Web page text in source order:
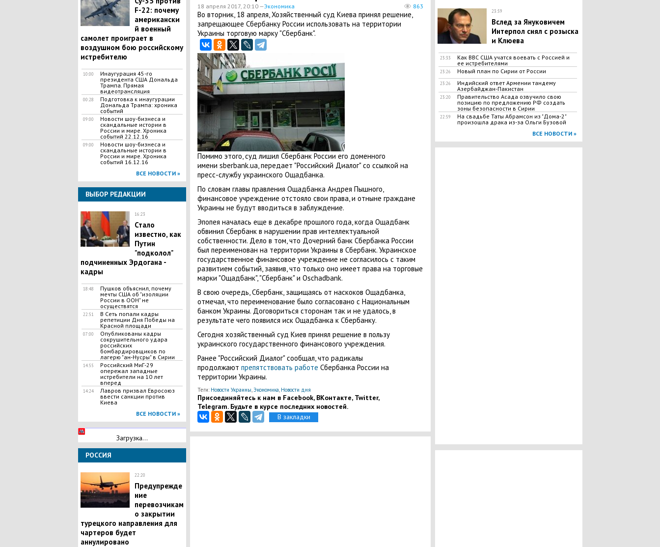
F-22: почему
американски
й военный
самолет проиграет в
воздушном бою российскому
истребителю
10:00
Инаугурация 45-го
президента США Дональда
Трампа. Прямая
видеотрансляция
00:28
Подготовка к инаугурации
Дональда Трампа: хроника
событий
09:00
Новости шоу-бизнеса и
скандальные истории в
России и мире. Хроника
событий 22.12.16
09:00
Новости шоу-бизнеса и
скандальные истории в
России и мире. Хроника
событий 16.12.16
ВСЕ НОВОСТИ »
ВЫБОР РЕДАКЦИИ
16:23
Стало
известно, как
Путин
"подколол"
подчиненных Эрдогана -
кадры
18:48
Пушков объяснил, почему
мечты США об "изоляции
России в ООН" не
осуществятся
22:51
В Сеть попали кадры
репетиции Дня Победы на
Красной площади
07:00
Опубликованы кадры
сокрушительного удара
российских
бомбардировщиков по
лагерю "ан-Нусры" в Сирии
14:55
Российский МиГ-29
опережал западные
истребители на 10 лет
вперед
14:24
Лавров призвал Евросоюз
ввести санкции против
Киева
ВСЕ НОВОСТИ »
Загрузка...
РОССИЯ
22:20
Предупрежде
ние
перевозчикам
о закрытии
турецкого направления для
чартеров будет
аннулировано
18 апреля 2017, 20:10 —Экономика 863
Во вторник, 18 апреля, Хозяйственный суд Киева принял решение,
запрещающее Сбербанку России использовать на территории
Украины торговую марку "Сбербанк".
Помимо этого, суд лишил Сбербанк России его доменного
имени sberbank.ua, передает "Российский Диалог" со ссылкой на
пресс-службу украинского Ощадбанка.
По словам главы правления Ощадбанка Андрея Пышного,
финансовое учреждение отстояло свои права, и отныне граждане
Украины не будут вводиться в заблуждение.
Эпопея началась еще в декабре прошлого года, когда Ощадбанк
обвинил Сбербанк в нарушении прав интеллектуальной
собственности. Дело в том, что Дочерний банк Сбербанка России
был переименован на территории Украины в Сбербанк. Украинское
государственное финансовое учреждение не согласилось с таким
развитием событий, заявив, что только оно имеет права на торговые
марки "Ощадбанк", "Сбербанк" и Oschadbank.
В свою очередь, Сбербанк, защищаясь от наскоков Ощадбанка,
отмечал, что переименование было согласовано с Национальным
банком Украины. Договориться сторонам так и не удалось, в
результате чего появился иск Ощадбанка к Сбербанку.
Сегодня хозяйственный суд Киев принял решение в пользу
украинского государственного финансового учреждения.
Ранее "Российский Диалог" сообщал, что радикалы
продолжают препятствовать работе Сбербанка России на
территории Украины.
Теги: Новости Украины,Экономика, Новости дня
Присоединяйтесь к нам в Facebook, ВКонтакте, Twitter,
Telegram. Будьте в курсе последних новостей.
В закладки
23:59
Вслед за Януковичем
Интерпол снял с розыска
и Клюева
23:33
Как ВВС США учатся воевать с Россией и
ее истребителями
23:26 Новый план по Сирии от России
23:26
Индийский ответ Армении тандему
Азербайджан-Пакистан
23:20
Правительство Асада озвучило свою
позицию по предложению РФ создать
зоны безопасности в Сирии
22:59
На свадьбе Таты Абрамсон из "Дома-2"
произошла драка из-за Ольги Бузовой
ВСЕ НОВОСТИ »